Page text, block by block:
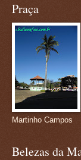
Praça
Martinho Campos
Belezas da